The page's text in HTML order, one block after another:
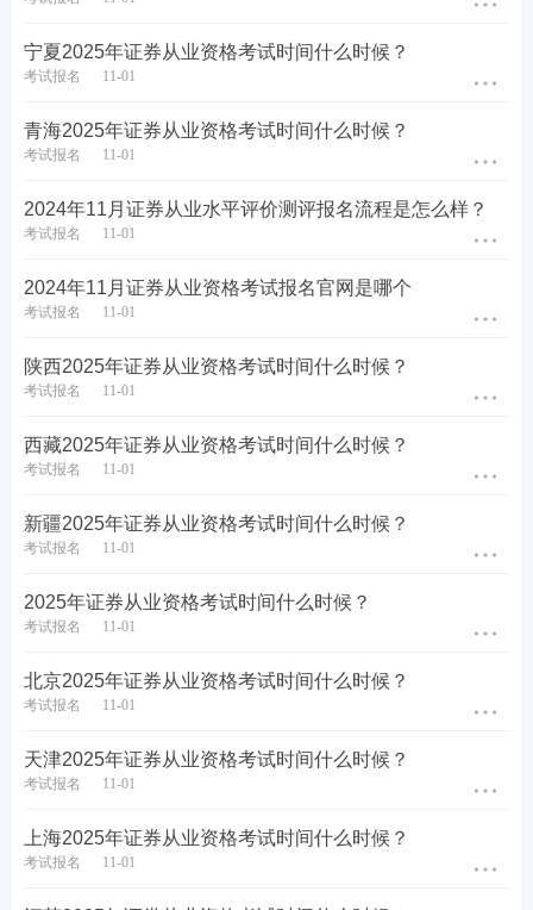
报名条件
学历;
3.或具有高中或相当于
三十六个月以上工作经
历;
资咨询公司等证券行业
机构已开具录用通知的
5.具有完全民事行为能
一般业务水平评价测试
达到基本要求且在有效
司董事、监事、高级管
规则》第十条规定的相
业务水平评价测试。
【超全资料包
广东2025年证券从业资格证报名网站
广东证券从业人员专业能力水平评价测试报名网站：
11/cyry/kspt/ksbm/
进入网上报名平台。
点击进入>>2024年证券专业能力水平测试报名入口
宁夏2025年证券从业资格考试时间什么时候？
考试报名 11-01
青海2025年证券从业资格考试时间什么时候？
考试报名 11-01
2024年11月证券从业水平评价测评报名流程是怎么样？
考试报名 11-01
2024年11月证券从业资格考试报名官网是哪个
考试报名 11-01
陕西2025年证券从业资格考试时间什么时候？
考试报名 11-01
西藏2025年证券从业资格考试时间什么时候？
考试报名 11-01
新疆2025年证券从业资格考试时间什么时候？
考试报名 11-01
2025年证券从业资格考试时间什么时候？
考试报名 11-01
北京2025年证券从业资格考试时间什么时候？
考试报名 11-01
天津2025年证券从业资格考试时间什么时候？
考试报名 11-01
上海2025年证券从业资格考试时间什么时候？
考试报名 11-01